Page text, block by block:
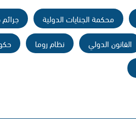
محكمة الجنايات الدولية
القانون الدولي نظام روما